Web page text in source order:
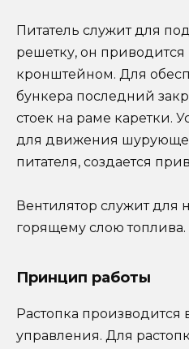
Питатель служит для
решетку, он
кронштейном. Для
бункера последний
стоек на раме каретки.
для движения
питателя, создается
Вентилятор служит для
горящему слою топлива.
Принцип работы
Растопка
управления. Для